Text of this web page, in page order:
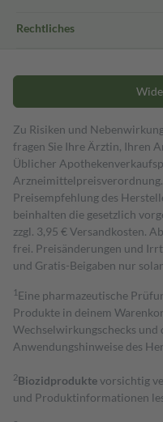
Rechtliches
Zu Risiken und
fragen Sie Ihre Ärztin, Ihren
Üblicher
Preisempfehlung des
beinhalten die gesetzlich
zzgl. 3,95 € Versandkosten.
frei. Preisänderungen und
und Gratis-Beigaben nur
1 Eine pharmazeutische
Produkte in deinem
Wechselwirkungschecks und
Anwendungshinweise des
2Biozidproduktevorsichtig
und Produktinformationen